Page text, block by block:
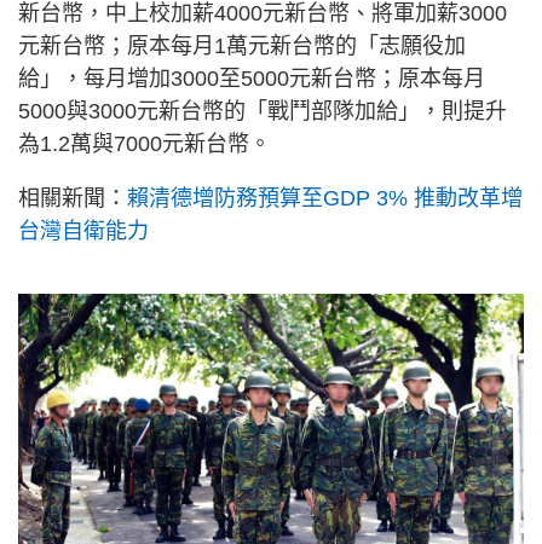
新台幣，中上校加薪4000元新台幣、將軍加薪3000
元新台幣；原本每月1萬元新台幣的「志願役加
給」，每月增加3000至5000元新台幣；原本每月
5000與3000元新台幣的「戰鬥部隊加給」，則提升
為1.2萬與7000元新台幣。
相關新聞： 賴清德增防務預算至GDP 3% 推動改革增
台灣自衛能力